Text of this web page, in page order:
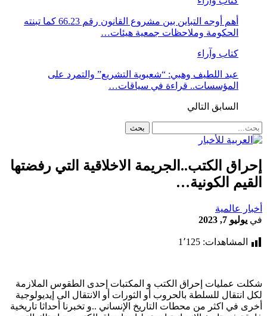
أهم أوجه التباين بين مشروع القانون رقم 66.23 كما تبنته
الحكومة وملاحظات جمعية هيئات…
كتاب وآراء
عبد اللطيف وهبي: “شعبوية التشريع” والتمرد على
المؤسسات.. قراءة في سياقات…
السابق التالي
إحراق الكتب..الجريمة الاخلاقية التي رفضتها
القيم الكونية…
أخبار عالمية
في يوليو 7, 2023
المشاهدات: 1٬125
شكلت عمليات إحراق الكتب و المكتبات إحدى الطقوس الملازمة
لكل انتقال للسلطة بالحروب أو الثورات أو الانتقال الى إيديولوجية
أخرى في اكثر من محطات التاريخ الإنساني ..و تخبرنا أحداثا تاريخية